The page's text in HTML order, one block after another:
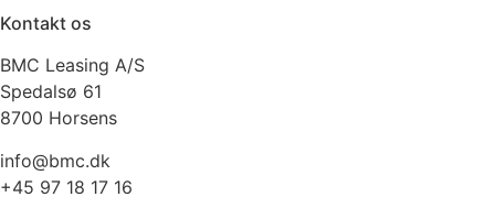
Kontakt os
BMC Leasing A/S
Spedalsø 61
8700 Horsens
info@bmc.dk
+45 97 18 17 16